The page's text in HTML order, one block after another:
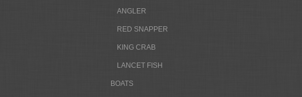
ANGLER
RED SNAPPER
KING CRAB
LANCET FISH
BOATS